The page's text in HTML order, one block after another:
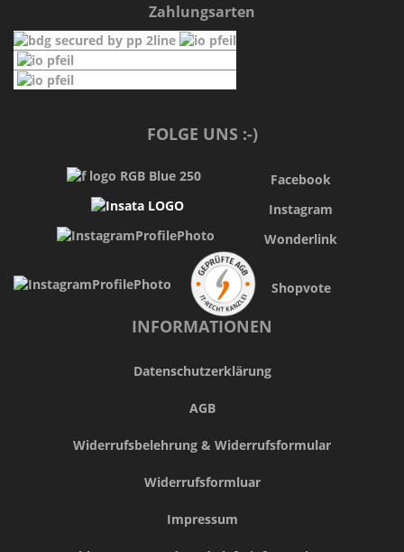
Zahlungsarten
FOLGE UNS :-)
Facebook
Instagram
Wonderlink
Shopvote
INFORMATIONEN
Datenschutzerklärung
AGB
Widerrufsbelehrung & Widerrufsformular
Widerrufsformluar
Impressum